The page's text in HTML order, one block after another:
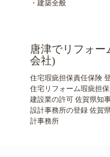
・建築全般
唐津でリフォ
会社)
住宅瑕疵担保責任保険
住宅リフォーム瑕疵担
建設業の許可 佐賀県知
設計事務所の登録 佐賀
計事務所